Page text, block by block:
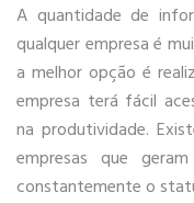
A quantidade de
qualquer empresa é
a melhor opção é
empresa terá fácil
na produtividade.
empresas que
constantemente o